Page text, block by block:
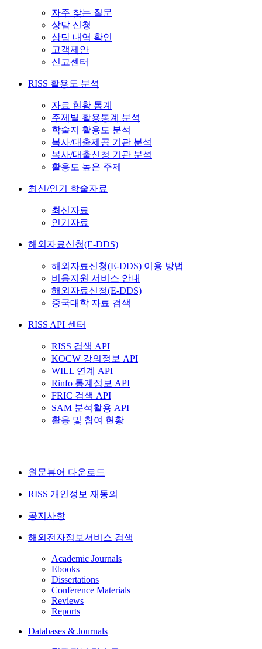
자주 찾는 질문
상담 신청
상담 내역 확인
고객제안
신고센터
RISS 활용도 분석
자료 현황 통계
주제별 활용통계 분석
학술지 활용도 분석
복사/대출제공 기관 분석
복사/대출신청 기관 분석
활용도 높은 주제
최신/인기 학술자료
최신자료
인기자료
해외자료신청(E-DDS)
해외자료신청(E-DDS) 이용 방법
비용지원 서비스 안내
해외자료신청(E-DDS)
중국대학 자료 검색
RISS API 센터
RISS 검색 API
KOCW 강의정보 API
WILL 연계 API
Rinfo 통계정보 API
FRIC 검색 API
SAM 분석활용 API
활용 및 참여 현황
원문뷰어 다운로드
RISS 개인정보 재동의
공지사항
해외전자정보서비스 검색
Academic Journals
Ebooks
Dissertations
Conference Materials
Reviews
Reports
Databases & Journals